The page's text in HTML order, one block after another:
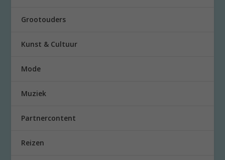
Grootouders
Kunst & Cultuur
Mode
Muziek
Partnercontent
Reizen